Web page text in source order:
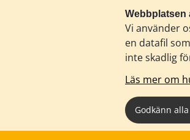
Webbplatsen
Vi använder
en datafil
inte skadlig
Läs mer om
Godkänn